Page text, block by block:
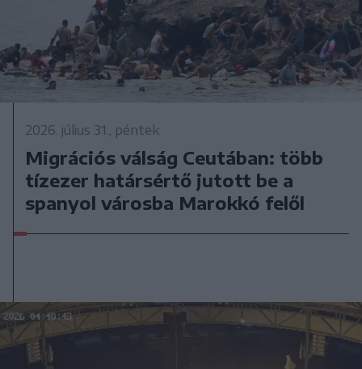
2026. július 31., péntek
Migrációs válság Ceutában: több
tízezer határsértő jutott be a
spanyol városba Marokkó felől